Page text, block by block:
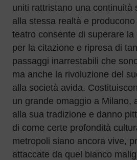
uniti rattristano una continuità
alla stessa realtà e
teatro consente di superare
per la citazione e ripresa di
passaggi inarrestabili che
ma anche la rivoluzione del
alla società avida.
un grande omaggio a Milano,
alla sua tradizione e danno
di come certe profondità
metropoli siano ancora vive,
attaccate da quel bianco